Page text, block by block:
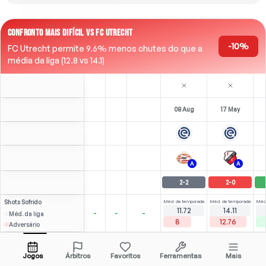
CONFRONTO MAIS DIFÍCIL VS FC UTRECHT
FC Utrecht permite 9.6% menos chutes do que a
média da liga (12.8 vs 14.1)
-10%
08 Aug 17 May
A A
2-2 2-0
Shots Sofrido
Méd. da liga
Adversário
- - -
Méd. da temporada
11.72
8
Méd. da temporada
14.11
12.76
K. Sierhuis
Todas as odds (1)
Abrir menu 3.22
83'
2 (0)
ST- 79'
Jogos Árbitros Favoritos Ferramentas Mais